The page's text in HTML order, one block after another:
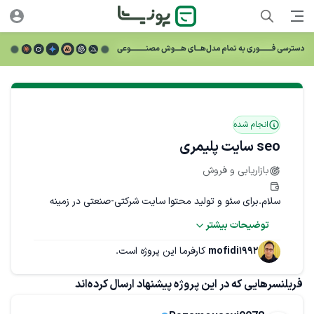
انجام شده
seo سایت پلیمری
بازاریابی و فروش
سلام.برای سئو و تولید محتوا سایت شرکتی-صنعتی در زمینه
پلاستیک های مهندسی (پلیمر) به یک فرد ماهر نیاز داریم.
مواردی که نیاز هست:
توضیحات بیشتر
mofidi1992 کارفرما این پروژه است.
فریلنسرهایی که در این پروژه پیشنهاد ارسال کرده‌اند